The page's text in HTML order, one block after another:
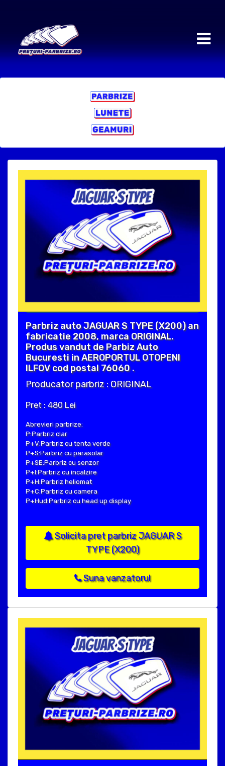
Parbriz auto JAGUAR S TYPE (X200) an
fabricatie 2008, marca ORIGINAL.
Produs vandut de Parbiz Auto
Bucuresti in AEROPORTUL OTOPENI
ILFOV cod postal 76060 .
Producator parbriz : ORIGINAL
Pret : 480 Lei
Abrevieri parbrize:
P:Parbriz clar
P+V:Parbriz cu tenta verde
P+S:Parbriz cu parasolar
P+SE:Parbriz cu senzor
P+I:Parbriz cu incalzire
P+H:Parbriz heliomat
P+C:Parbriz cu camera
P+Hud:Parbriz cu head up display
Solicita pret parbriz JAGUAR S
TYPE (X200)
Suna vanzatorul